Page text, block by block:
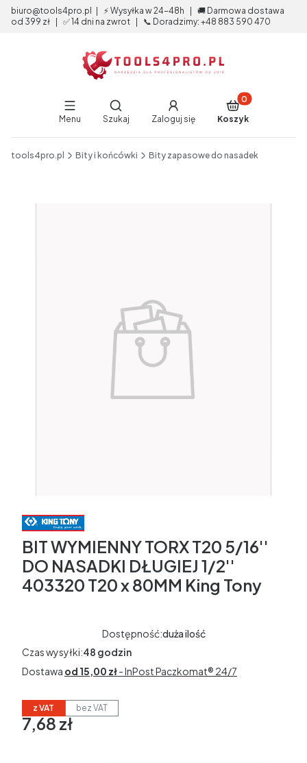
biuro@tools4pro.pl | ⚡ Wysyłka w 24-48h | 🚚 Darmowa dostawa
od 399 zł | ✅ 14 dni na zwrot | 📞 Doradzimy: +48 883 590 470
Menu
Otwórz wyszukiwarkę
Szukaj Zaloguj się
Produkty w
Koszyk
tools4pro.pl Bity i końcówki Bity zapasowe do nasadek
BIT WYMIENNY TORX T20 5/16''
DO NASADKI DŁUGIEJ 1/2''
403320 T20 x 80MM King Tony
Dostępność:duża ilość
Czas wysyłki:48 godzin
Dostawa od 15,00 zł- InPost Paczkomat® 24/7
z VAT bez VAT
Cena
7,68 zł
w tym 23% VAT
w tym